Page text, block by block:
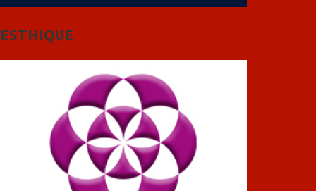
ESTHIQUE